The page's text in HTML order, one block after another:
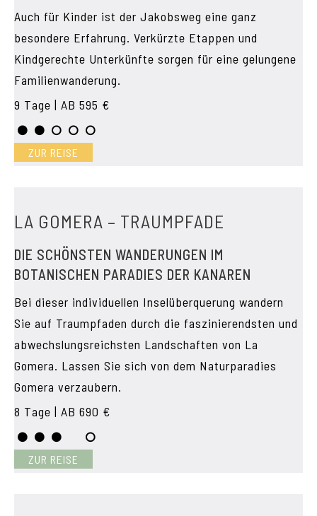
Auch für Kinder ist der Jakobsweg eine ganz
besondere Erfahrung. Verkürzte Etappen und
Kindgerechte Unterkünfte sorgen für eine gelungene
Familienwanderung.
9 Tage | AB 595 €
ZUR REISE
LA GOMERA – TRAUMPFADE
DIE SCHÖNSTEN WANDERUNGEN IM
BOTANISCHEN PARADIES DER KANAREN
Bei dieser individuellen Inselüberquerung wandern
Sie auf Traumpfaden durch die faszinierendsten und
abwechslungsreichsten Landschaften von La
Gomera. Lassen Sie sich von dem Naturparadies
Gomera verzaubern.
8 Tage | AB 690 €
ZUR REISE